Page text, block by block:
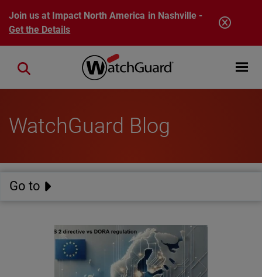
Skip to main content
Join us at Impact North America in Nashville -
Get the Details
Open
Close search
WatchGuard Blog
Go to